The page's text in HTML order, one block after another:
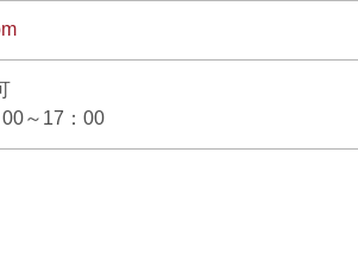
～17：00